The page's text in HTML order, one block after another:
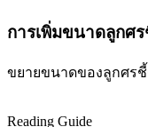
การเพิ่มขนาดลูกศ
ขยายขนาดของลูกศรชี้
Reading Guide